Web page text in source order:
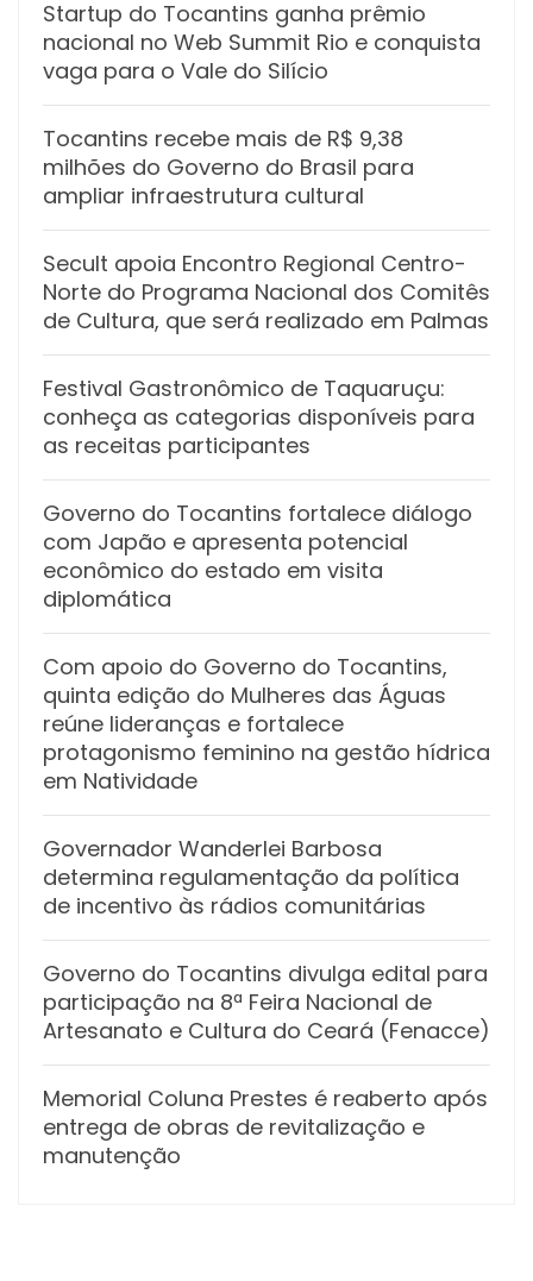
Startup do Tocantins ganha prêmio
nacional no Web Summit Rio e conquista
vaga para o Vale do Silício
Tocantins recebe mais de R$ 9,38
milhões do Governo do Brasil para
ampliar infraestrutura cultural
Secult apoia Encontro Regional Centro-
Norte do Programa Nacional dos Comitês
de Cultura, que será realizado em Palmas
Festival Gastronômico de Taquaruçu:
conheça as categorias disponíveis para
as receitas participantes
Governo do Tocantins fortalece diálogo
com Japão e apresenta potencial
econômico do estado em visita
diplomática
Com apoio do Governo do Tocantins,
quinta edição do Mulheres das Águas
reúne lideranças e fortalece
protagonismo feminino na gestão hídrica
em Natividade
Governador Wanderlei Barbosa
determina regulamentação da política
de incentivo às rádios comunitárias
Governo do Tocantins divulga edital para
participação na 8ª Feira Nacional de
Artesanato e Cultura do Ceará (Fenacce)
Memorial Coluna Prestes é reaberto após
entrega de obras de revitalização e
manutenção